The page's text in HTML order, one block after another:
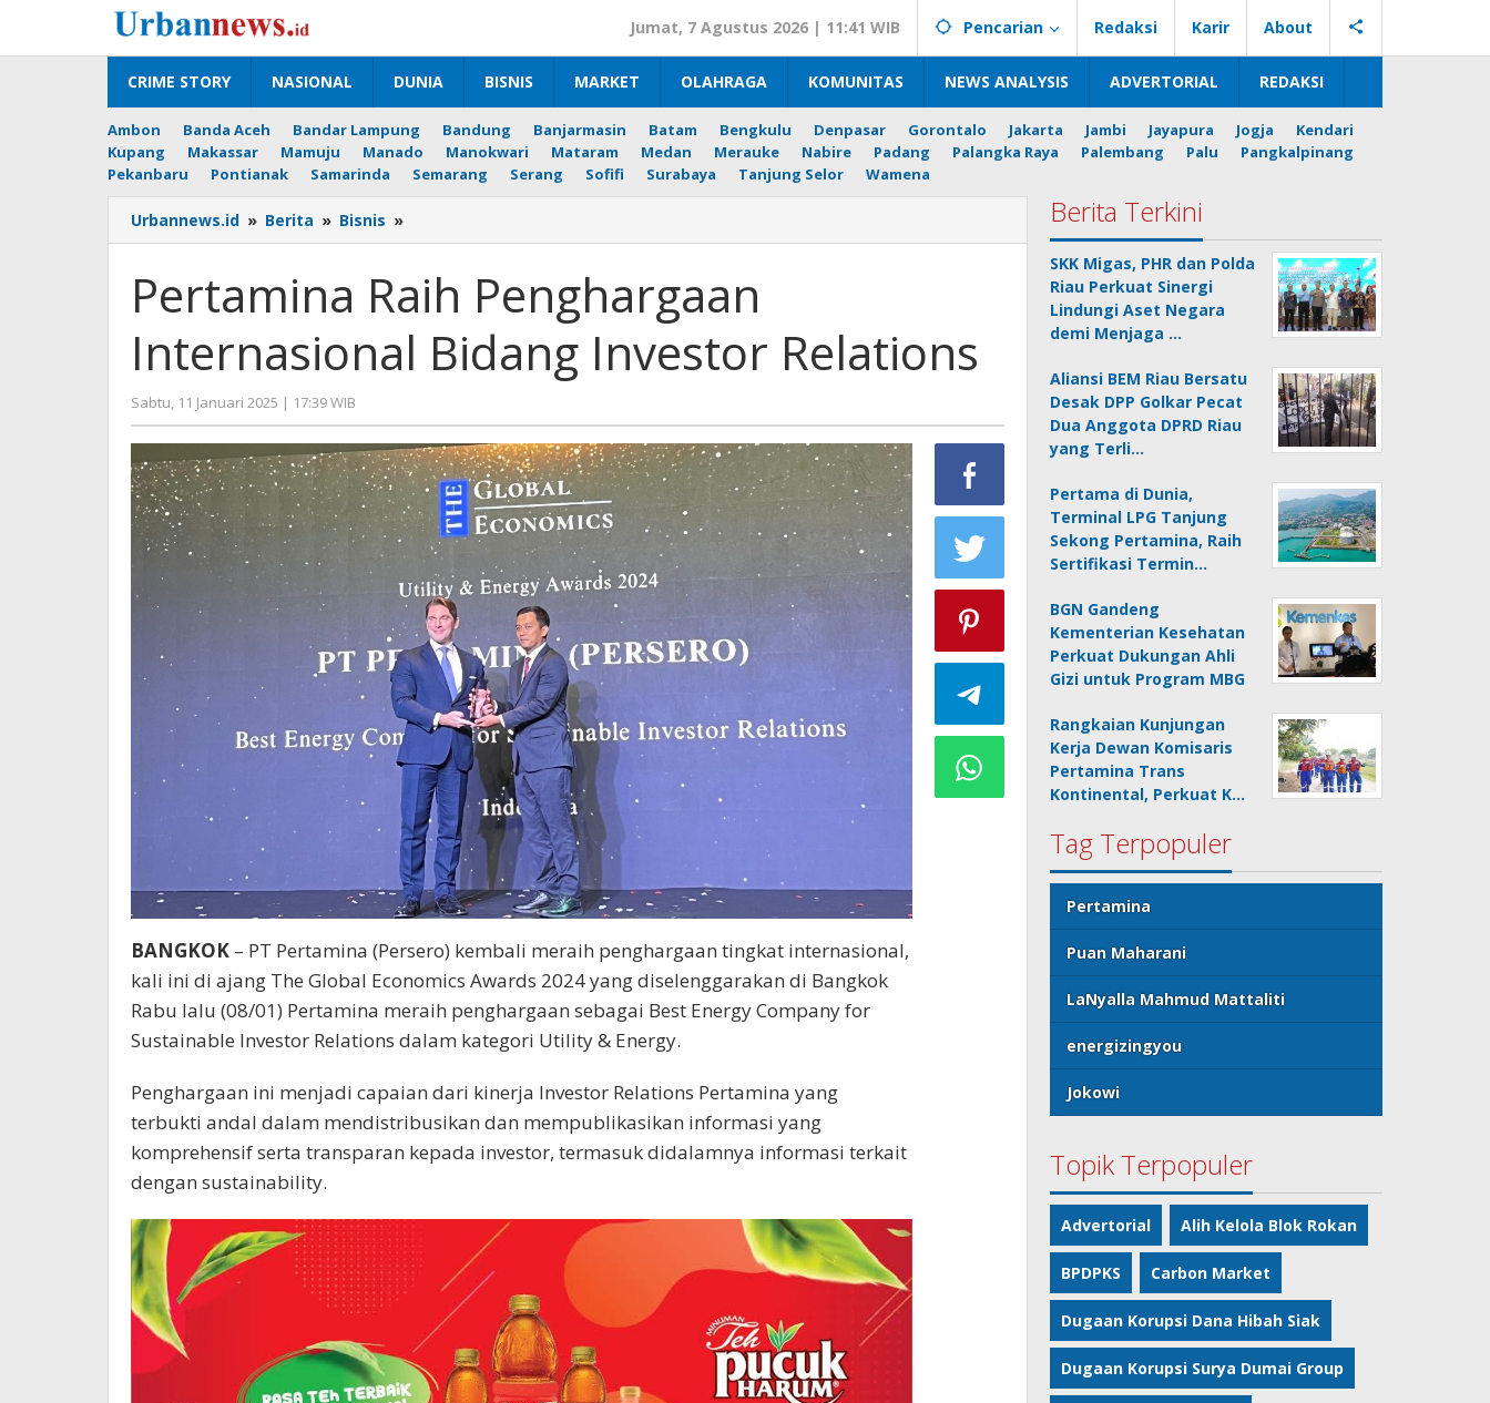
konten
Jumat, 7 Agustus 2026 | 11:41 WIB Pencarian Redaksi Karir About
CRIME STORY NASIONAL DUNIA BISNIS MARKET OLAHRAGA KOMUNITAS NEWS ANALYSIS ADVERTORIAL REDAKSI
Ambon Banda Aceh Bandar Lampung Bandung Banjarmasin Batam Bengkulu Denpasar Gorontalo Jakarta Jambi Jayapura Jogja
Kendari
Kupang
Makassar Mamuju Manado Manokwari Mataram Medan Merauke Nabire Padang Palangka Raya Palembang Palu
Pangkalpinang
Pekanbaru
Pontianak Samarinda Semarang Serang Sofifi Surabaya Tanjung Selor Wamena
Urbannews.id » Berita » Bisnis »
Raih
Internasional
Bidang
Investor
Relations
Pertamina Raih Penghargaan
Internasional Bidang Investor Relations
Sabtu, 11 Januari 2025 | 17:39 WIB
Hengki
Seprihadi
BANGKOK – PT Pertamina (Persero) kembali meraih penghargaan tingkat internasional,
kali ini di ajang The Global Economics Awards 2024 yang diselenggarakan di Bangkok
Rabu lalu (08/01) Pertamina meraih penghargaan sebagai Best Energy Company for
Sustainable Investor Relations dalam kategori Utility & Energy.
Penghargaan ini menjadi capaian dari kinerja Investor Relations Pertamina yang
terbukti andal dalam mendistribusikan dan mempublikasikan informasi yang
komprehensif serta transparan kepada investor, termasuk didalamnya informasi terkait
dengan sustainability.
Berita Terkini
SKK Migas, PHR dan Polda
Riau Perkuat Sinergi
Lindungi Aset Negara
demi Menjaga …
Aliansi BEM Riau Bersatu
Desak DPP Golkar Pecat
Dua Anggota DPRD Riau
yang Terli…
Pertama di Dunia,
Terminal LPG Tanjung
Sekong Pertamina, Raih
Sertifikasi Termin…
BGN Gandeng
Kementerian Kesehatan
Perkuat Dukungan Ahli
Gizi untuk Program MBG
Rangkaian Kunjungan
Kerja Dewan Komisaris
Pertamina Trans
Kontinental, Perkuat K…
Tag Terpopuler
Pertamina
Puan Maharani
LaNyalla Mahmud Mattaliti
energizingyou
Jokowi
Topik Terpopuler
Advertorial Alih Kelola Blok Rokan
BPDPKS Carbon Market
Dugaan Korupsi Dana Hibah Siak
Dugaan Korupsi Surya Dumai Group